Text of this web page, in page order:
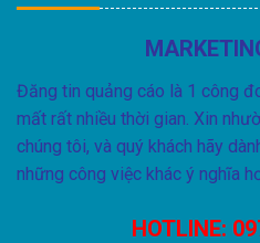
Đăng tin quảng cáo là 1 công
mất rất nhiều thời gian. Xin
chúng tôi, và quý khách hãy
những công việc khác ý nghĩa
HOTLINE: